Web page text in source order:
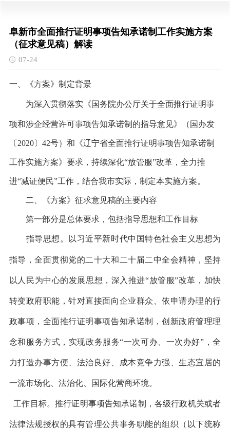
阜新市全面推行证明事项告知承诺制工作实施方案
（征求意见稿）解读
07-24
一、《方案》制定背景
为深入贯彻落实《国务院办公厅关于全面推行证明事
项和涉企经营许可事项告知承诺制的指导意见》（国办发
〔2020〕42号）和《辽宁省全面推行证明事项告知承诺制
工作实施方案》要求，持续深化“放管服”改革，全力推
进“减证便民”工作，结合我市实际，制定本实施方案。
二、《方案》征求意见稿的主要内容
第一部分是总体要求，包括指导思想和工作目标
指导思想。以习近平新时代中国特色社会主义思想为
指导，全面贯彻党的二十大和二十届二中全会精神，坚持
以人民为中心的发展思想，深入推进“放管服”改革，加快
转变政府职能，针对直接面向企业群众、依申请办理的行
政事项，全面推行证明事项告知承诺制，创新政府管理理
念和服务方式，实现政务服务“一次可办、一次办好”，全
力打造办事方便、法治良好、成本竞争力强、生态宜居的
一流市场化、法治化、国际化营商环境。
工作目标。推行证明事项告知承诺制，各级行政机关或者
法律法规授权的具有管理公共事务职能的组织（以下统称